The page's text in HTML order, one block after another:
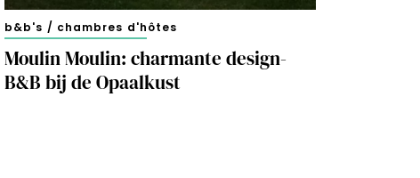
b&b's / chambres d'hôtes
Moulin Moulin: charmante design-
B&B bij de Opaalkust